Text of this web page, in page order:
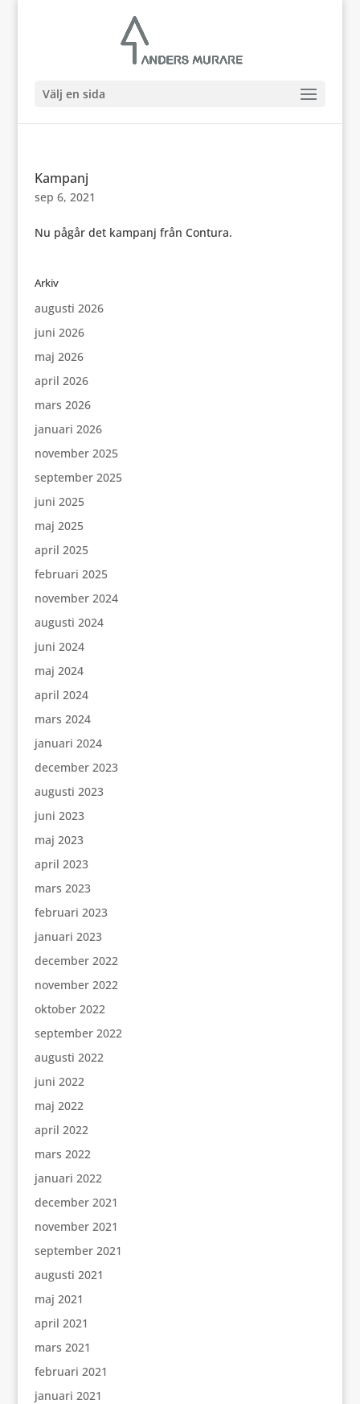
Välj en sida
Kampanj
sep 6, 2021
Nu pågår det kampanj från Contura.
Arkiv
augusti 2026
juni 2026
maj 2026
april 2026
mars 2026
januari 2026
november 2025
september 2025
juni 2025
maj 2025
april 2025
februari 2025
november 2024
augusti 2024
juni 2024
maj 2024
april 2024
mars 2024
januari 2024
december 2023
augusti 2023
juni 2023
maj 2023
april 2023
mars 2023
februari 2023
januari 2023
december 2022
november 2022
oktober 2022
september 2022
augusti 2022
juni 2022
maj 2022
april 2022
mars 2022
januari 2022
december 2021
november 2021
september 2021
augusti 2021
maj 2021
april 2021
mars 2021
februari 2021
januari 2021